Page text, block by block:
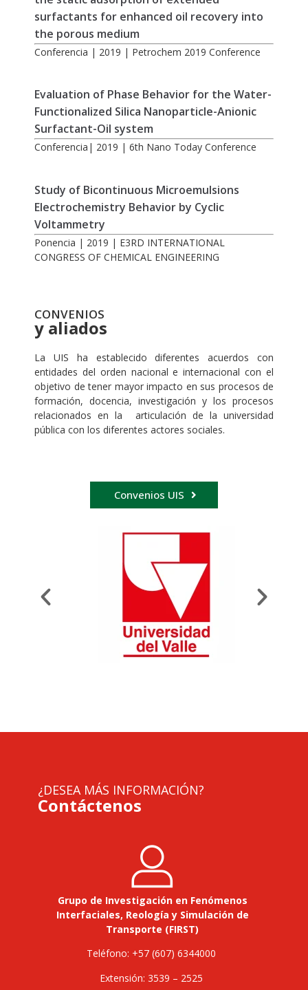
surfactants for enhanced oil recovery into
the porous medium
Conferencia | 2019 | Petrochem 2019 Conference
Evaluation of Phase Behavior for the Water-
Functionalized Silica Nanoparticle-Anionic
Surfactant-Oil system
Conferencia| 2019 | 6th Nano Today Conference
Study of Bicontinuous Microemulsions
Electrochemistry Behavior by Cyclic
Voltammetry
Ponencia | 2019 | E3RD INTERNATIONAL
CONGRESS OF CHEMICAL ENGINEERING
CONVENIOS
y aliados
La UIS ha establecido diferentes acuerdos con
entidades del orden nacional e internacional con el
objetivo de tener mayor impacto en sus procesos de
formación, docencia, investigación y los procesos
relacionados en la articulación de la universidad
pública con los diferentes actores sociales.
Convenios UIS
¿DESEA MÁS INFORMACIÓN?
Contáctenos
Grupo de Investigación en Fenómenos
Interfaciales, Reología y Simulación de
Transporte (FIRST)
Teléfono: +57 (607) 6344000
Extensión: 3539 – 2525